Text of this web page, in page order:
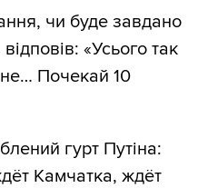
чи буде завдано
«Усього так
Почекай 10
гурт Путіна:
Камчатка, ждёт